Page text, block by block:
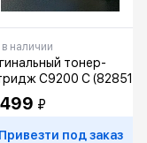
в наличии
тонер-
C9200 C (828517)
₽
Привезти под заказ